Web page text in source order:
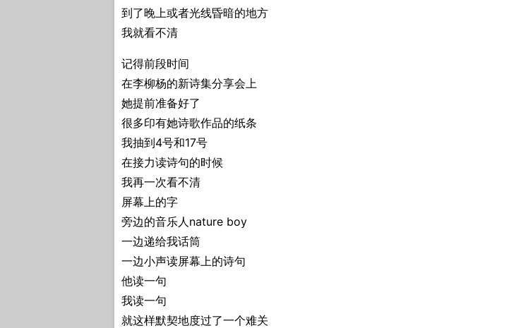
到了晚上或者光线昏暗的地方
我就看不清
记得前段时间
在李柳杨的新诗集分享会上
她提前准备好了
很多印有她诗歌作品的纸条
我抽到4号和17号
在接力读诗句的时候
我再一次看不清
屏幕上的字
旁边的音乐人nature boy
一边递给我话筒
一边小声读屏幕上的诗句
他读一句
我读一句
就这样默契地度过了一个难关